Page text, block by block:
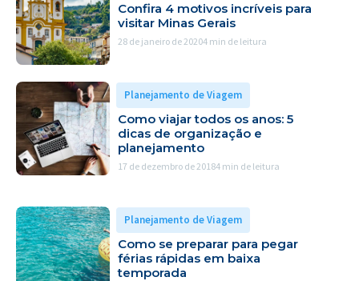
Confira 4 motivos incríveis para
visitar Minas Gerais
28 de janeiro de 20204 min de leitura
Planejamento de Viagem
Como viajar todos os anos: 5
dicas de organização e
planejamento
17 de dezembro de 20184 min de leitura
Planejamento de Viagem
Como se preparar para pegar
férias rápidas em baixa
temporada